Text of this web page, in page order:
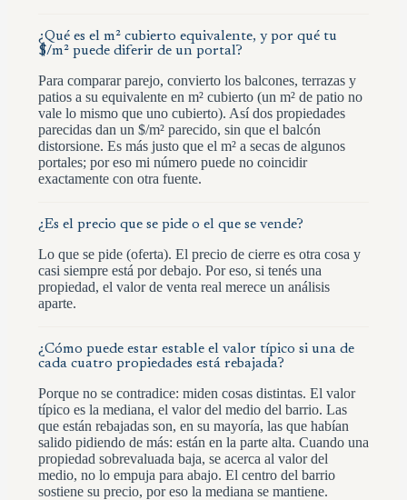
¿Qué es el m² cubierto equivalente, y por qué tu
$/m² puede diferir de un portal?
Para comparar parejo, convierto los balcones, terrazas y
patios a su equivalente en m² cubierto (un m² de patio no
vale lo mismo que uno cubierto). Así dos propiedades
parecidas dan un $/m² parecido, sin que el balcón
distorsione. Es más justo que el m² a secas de algunos
portales; por eso mi número puede no coincidir
exactamente con otra fuente.
¿Es el precio que se pide o el que se vende?
Lo que se pide (oferta). El precio de cierre es otra cosa y
casi siempre está por debajo. Por eso, si tenés una
propiedad, el valor de venta real merece un análisis
aparte.
¿Cómo puede estar estable el valor típico si una de
cada cuatro propiedades está rebajada?
Porque no se contradice: miden cosas distintas. El valor
típico es la mediana, el valor del medio del barrio. Las
que están rebajadas son, en su mayoría, las que habían
salido pidiendo de más: están en la parte alta. Cuando una
propiedad sobrevaluada baja, se acerca al valor del
medio, no lo empuja para abajo. El centro del barrio
sostiene su precio, por eso la mediana se mantiene.